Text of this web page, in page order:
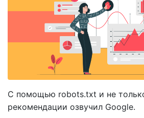
С помощью robots.txt и не
рекомендации озвучил Google.